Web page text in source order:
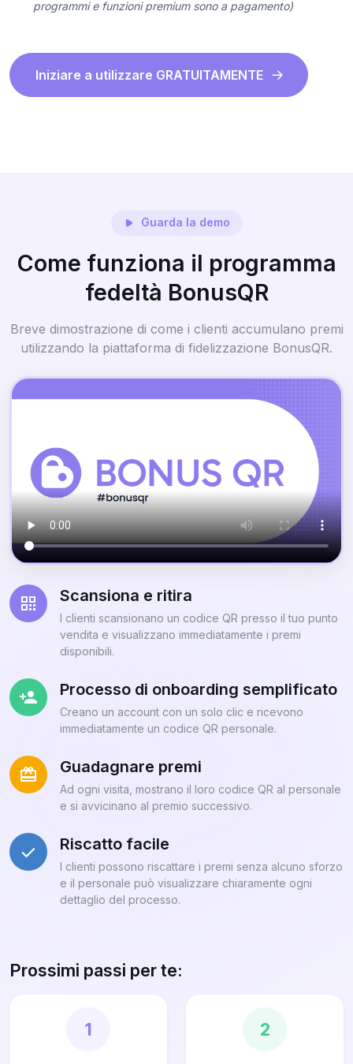
programmi e funzioni premium sono a pagamento)
Iniziare a utilizzare GRATUITAMENTE
Guarda la demo
Come funziona il programma
fedeltà BonusQR
Breve dimostrazione di come i clienti accumulano premi
utilizzando la piattaforma di fidelizzazione BonusQR.
Scansiona e ritira
I clienti scansionano un codice QR presso il tuo punto
vendita e visualizzano immediatamente i premi
disponibili.
Processo di onboarding semplificato
Creano un account con un solo clic e ricevono
immediatamente un codice QR personale.
Guadagnare premi
Ad ogni visita, mostrano il loro codice QR al personale
e si avvicinano al premio successivo.
Riscatto facile
I clienti possono riscattare i premi senza alcuno sforzo
e il personale può visualizzare chiaramente ogni
dettaglio del processo.
Prossimi passi per te:
1 2